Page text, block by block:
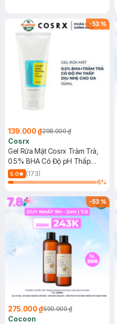
-53 %
139.000 ₫298.000 ₫
Cosrx
Gel Rửa Mặt Cosrx Tràm Trà,
0.5% BHA Có Độ pH Thấp
150ml
5.0
(173)
6%
-53%
275.000 ₫590.000 ₫
Cocoon